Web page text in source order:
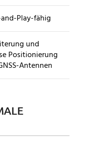
Play-fähig
und
Positionierung
Antennen